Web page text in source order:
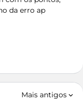
da erro ap
Mais antigos